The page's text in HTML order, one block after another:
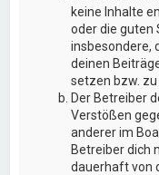
keine Inhalte
oder die guten
insbesondere,
deinen
setzen bzw. zu
Der Betreiber
Verstößen
anderer im
Betreiber dich
dauerhaft von